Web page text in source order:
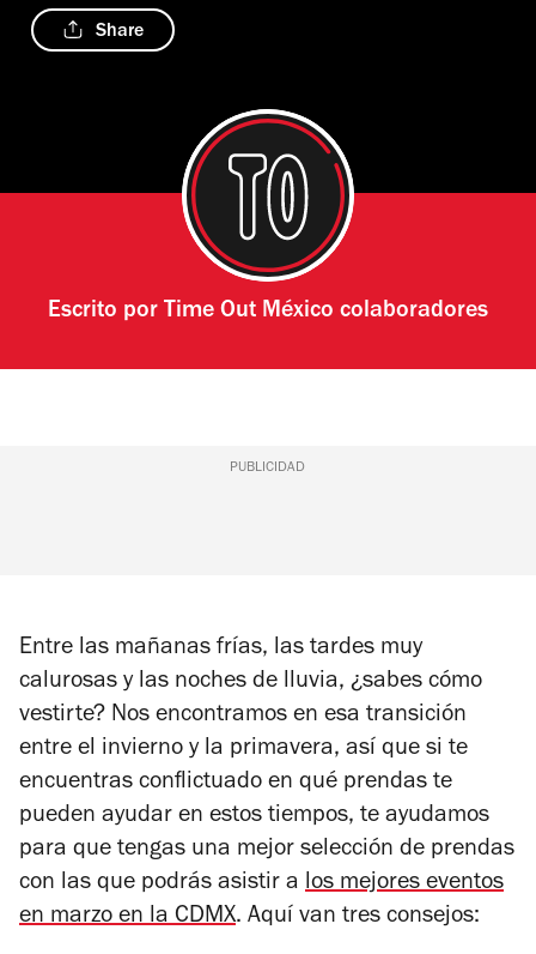
Share
Escrito por Time Out México colaboradores
PUBLICIDAD
Entre las mañanas frías, las tardes muy
calurosas y las noches de lluvia, ¿sabes cómo
vestirte? Nos encontramos en esa transición
entre el invierno y la primavera, así que si te
encuentras conflictuado en qué prendas te
pueden ayudar en estos tiempos, te ayudamos
para que tengas una mejor selección de prendas
con las que podrás asistir a los mejores eventos
en marzo en la CDMX. Aquí van tres consejos: